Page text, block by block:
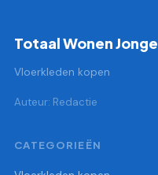
Totaal Wonen Jonge
Vloerkleden kopen
Auteur: Redactie
CATEGORIEËN